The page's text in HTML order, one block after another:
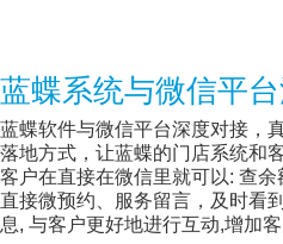
蓝蝶系统与微信平
蓝蝶软件与微信平台深度对接，
落地方式，让蓝蝶的门店系统和
客户在直接在微信里就可以: 查
直接微预约、服务留言，及时看
息, 与客户更好地进行互动,增加客